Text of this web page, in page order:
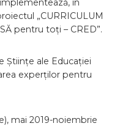
în
„CURRICULUM
pentru toți – CRED”.
Științe ale Educației
experților pentru
mai 2019-noiembrie